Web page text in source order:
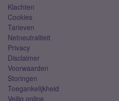
Klachten
Cookies
Tarieven
Netneutraliteit
Privacy
Disclaimer
Voorwaarden
Storingen
Toegankelijkheid
Veilig online